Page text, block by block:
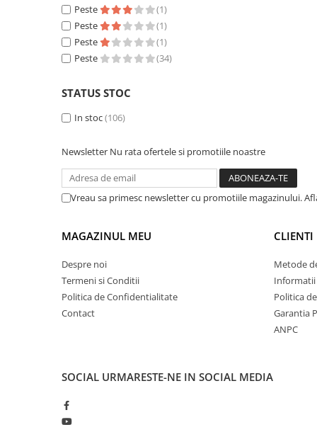
400 Lei - 500 Lei(20)
500 Lei - 750 Lei(9)
Peste
(1)
Peste
(1)
Peste
(1)
Peste
(34)
STATUS STOC
In stoc(106)
Newsletter Nu rata ofertele si promotiile noastre
Vreau sa primesc newsletter cu promotiile magazinului.
MAGAZINUL MEU
Despre noi
Termeni si Conditii
Politica de Confidentialitate
Contact
CLIENTI
Metode
Politica
Garantia
ANPC
SOCIAL URMARESTE-NE IN SOCIAL MEDIA